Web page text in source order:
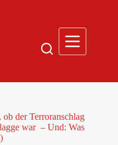
der Terroranschlag
war – Und: Was